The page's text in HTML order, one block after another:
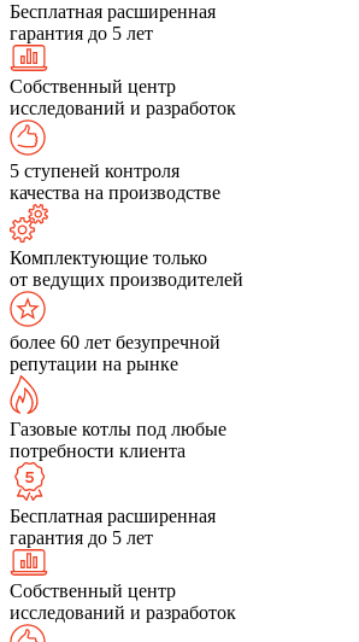
Бесплатная расширенная
гарантия до 5 лет
Собственный центр
исследований и разработок
5 ступеней контроля
качества на производстве
Комплектующие только
от ведущих производителей
более 60 лет безупречной
репутации на рынке
Газовые котлы под любые
потребности клиента
Бесплатная расширенная
гарантия до 5 лет
Собственный центр
исследований и разработок